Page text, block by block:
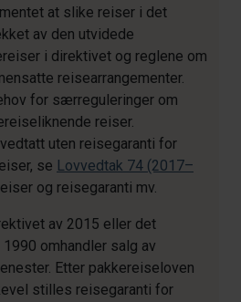
at slike reiser i det
av den utvidede
i direktivet og reglene om
reisearrangementer.
for særreguleringer om
reiser.
uten reisegaranti for
se Lovvedtak 74 (2017–
og reisegaranti mv.
av 2015 eller det
omhandler salg av
Etter pakkereiseloven
stilles reisegaranti for